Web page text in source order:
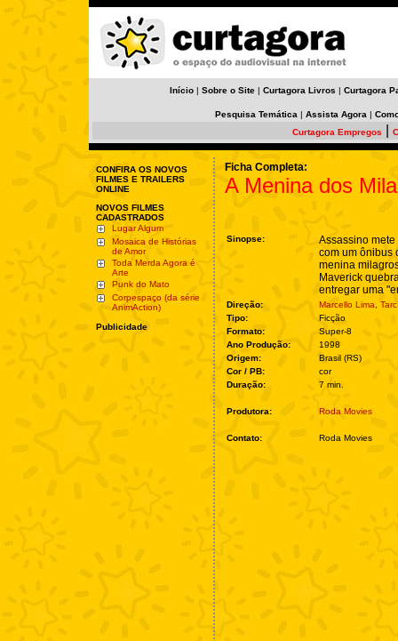
Início | Sobre o Site | Curtagora Livros | Curtagora
Pesquisa Temática | Assista Agora |
Curtagora Empregos
CONFIRA OS NOVOS
FILMES E TRAILERS
ONLINE
NOVOS FILMES
CADASTRADOS
Lugar Algum
Mosaica de Histórias
de Amor
Toda Merda Agora é
Arte
Punk do Mato
Corpespaço (da série
AnimAction)
Publicidade
Ficha Completa:
A Menina dos
Sinopse:
Assassino
com um ônibus
menina
Maverick
entregar uma
Direção: Marcello Lima
Tipo:
Ficção
Formato:
Super-8
Ano Produção:
1998
Origem:
Brasil (RS)
Cor / PB:
cor
Duração:
7 min.
Produtora: Roda Movies
Contato: Roda Movies